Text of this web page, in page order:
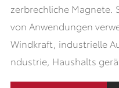
zerbrechliche Magnete.
von Anwendungen
Windkraft, industrielle
ndustrie, Haushalts